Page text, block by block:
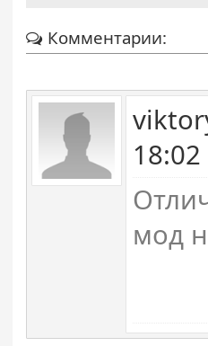
Комментарии:
мод